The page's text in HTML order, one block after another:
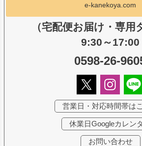
e-kanekoya.com
（宅配便お届け・専用
9:30～17:00
0598-26-
営業日・対応時間帯は
休業日Googleカレン
お問い合わせ